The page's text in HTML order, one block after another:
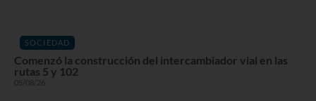
SOCIEDAD
Comenzó la construcción del intercambiador vial en las
rutas 5 y 102
05/08/26